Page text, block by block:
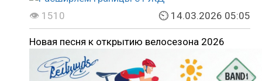
👁 1510 ⏲ 14.03.2026 05:05
Новая песня к открытию велосезона 2026